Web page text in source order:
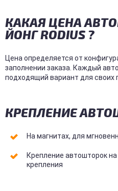
КАКАЯ ЦЕНА
ЙОНГ RODIUS ?
Цена определяется от
заполнении заказа. Каждый
подходящий вариант для своих
КРЕПЛЕНИЕ
На магнитах, для
Крепление автошторок
крепления